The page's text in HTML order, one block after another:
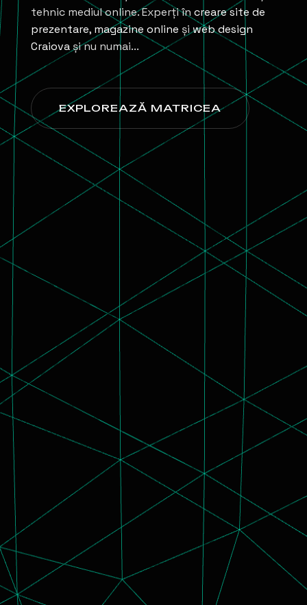
DIXID IT - Creare site-uri de
tehnic mediul online. Experți în creare site de
prezentare, magazine online șiweb design
Craiovași nu numai...
EXPLOREAZĂ MATRICEA